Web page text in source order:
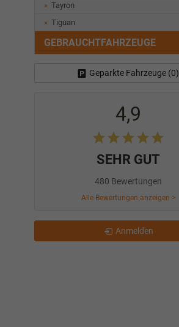
Tayron
Tiguan
GEBRAUCHTFAHRZEUGE
Geparkte Fahrzeuge (0)
4,9
SEHR GUT
480 Bewertungen
Alle Bewertungen anzeigen >
Anmelden